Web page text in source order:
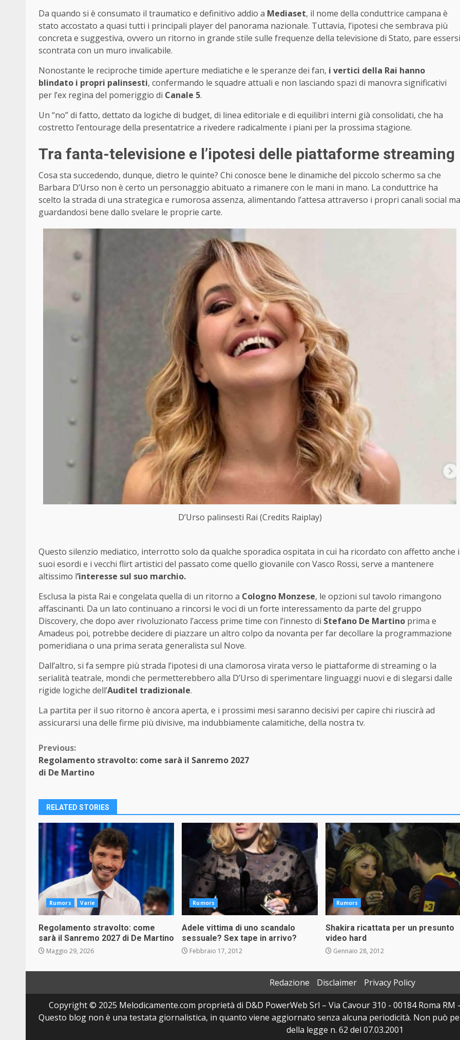
Da quando si è consumato il traumatico e definitivo addio a Mediaset, il nome della conduttrice campana è
stato accostato a quasi tutti i principali player del panorama nazionale. Tuttavia, l’ipotesi che sembrava più
concreta e suggestiva, ovvero un ritorno in grande stile sulle frequenze della televisione di Stato, pare essersi
scontrata con un muro invalicabile.
Nonostante le reciproche timide aperture mediatiche e le speranze dei fan, i vertici della Rai hanno
blindato i propri palinsesti, confermando le squadre attuali e non lasciando spazi di manovra significativi
per l’ex regina del pomeriggio di Canale 5.
Un “no” di fatto, dettato da logiche di budget, di linea editoriale e di equilibri interni già consolidati, che ha
costretto l’entourage della presentatrice a rivedere radicalmente i piani per la prossima stagione.
Tra fanta-televisione e l’ipotesi delle piattaforme streaming
Cosa sta succedendo, dunque, dietro le quinte? Chi conosce bene le dinamiche del piccolo schermo sa che
Barbara D’Urso non è certo un personaggio abituato a rimanere con le mani in mano. La conduttrice ha
scelto la strada di una strategica e rumorosa assenza, alimentando l’attesa attraverso i propri canali social ma
guardandosi bene dallo svelare le proprie carte.
D’Urso palinsesti Rai (Credits Raiplay)
Questo silenzio mediatico, interrotto solo da qualche sporadica ospitata in cui ha ricordato con affetto anche i
suoi esordi e i vecchi flirt artistici del passato come quello giovanile con Vasco Rossi, serve a mantenere
altissimo l‘interesse sul suo marchio.
Esclusa la pista Rai e congelata quella di un ritorno a Cologno Monzese, le opzioni sul tavolo rimangono
affascinanti. Da un lato continuano a rincorsi le voci di un forte interessamento da parte del gruppo
Discovery, che dopo aver rivoluzionato l’access prime time con l’innesto di Stefano De Martino prima e
Amadeus poi, potrebbe decidere di piazzare un altro colpo da novanta per far decollare la programmazione
pomeridiana o una prima serata generalista sul Nove.
Dall’altro, si fa sempre più strada l’ipotesi di una clamorosa virata verso le piattaforme di streaming o la
serialità teatrale, mondi che permetterebbero alla D’Urso di sperimentare linguaggi nuovi e di slegarsi dalle
rigide logiche dell’Auditel tradizionale.
La partita per il suo ritorno è ancora aperta, e i prossimi mesi saranno decisivi per capire chi riuscirà ad
assicurarsi una delle firme più divisive, ma indubbiamente calamitiche, della nostra tv.
Continue
Reading
Previous:
Regolamento stravolto: come sarà il Sanremo 2027
di De Martino
RELATED STORIES
Rumors Varie
Regolamento stravolto: come
sarà il Sanremo 2027 di De Martino
Maggio 29, 2026
Rumors
Adele vittima di uno scandalo
sessuale? Sex tape in arrivo?
Febbraio 17, 2012
Rumors
Shakira ricattata per un presunto
video hard
Gennaio 28, 2012
Redazione Disclaimer
Privacy Policy
Copyright © 2025 Melodicamente.com proprietà di D&D PowerWeb Srl – Via Cavour 310 - 00184 Roma RM
Questo blog non è una testata giornalistica, in quanto viene aggiornato senza alcuna periodicità. Non può
della legge n. 62 del 07.03.2001